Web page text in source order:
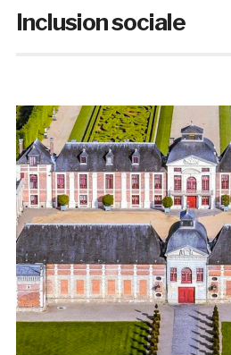
Inclusion sociale